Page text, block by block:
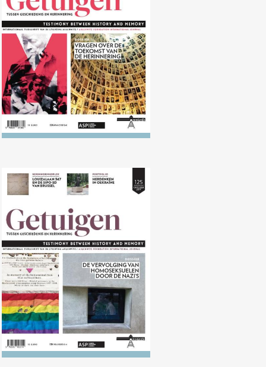
Nr. 126 (04/2018) Vragen over de
toekomst van de herinnering
Nr. 125 (10/2017) Vervolging van
homoseksuelen door de nazi's